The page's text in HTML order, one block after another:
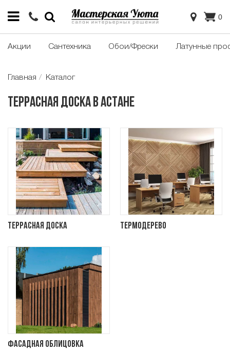
0
Акции Сантехника Обои/Фрески Латунные
Главная Каталог
Террасная доска в Астане
Террасная доска Термодерево
Фасадная облицовка